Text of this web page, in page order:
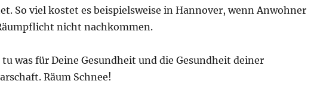
So viel kostet es beispielsweise in Hannover, wenn Anwohner
nicht nachkommen.
was für Deine Gesundheit und die Gesundheit deiner
Räum Schnee!